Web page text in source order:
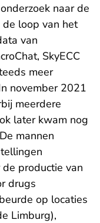
naar de
loop van het
van
SkyECC
meer
november 2021
meerdere
later kwam nog
mannen
productie van
drugs
op locaties
Limburg),